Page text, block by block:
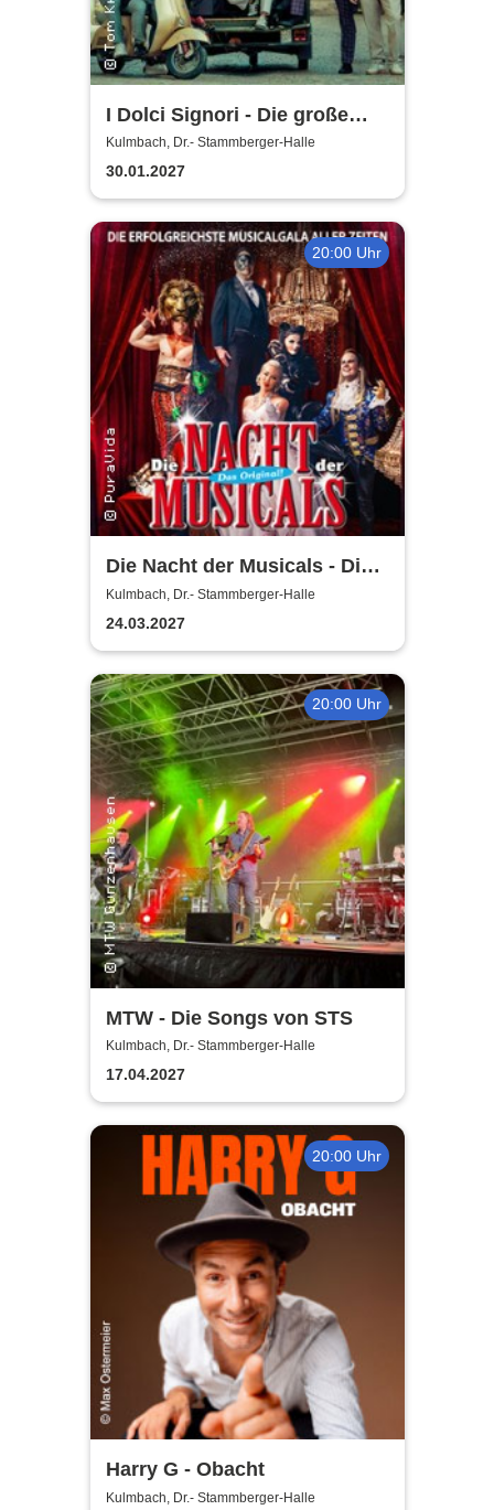
I Dolci Signori - Die große
Nacht der italienischen
Welthits
Kulmbach, Dr.- Stammberger-Halle
30.01.2027
20:00 Uhr
Die Nacht der Musicals - Die
erfolgreichste Musicalgala
aller Zeiten
Kulmbach, Dr.- Stammberger-Halle
24.03.2027
20:00 Uhr
MTW - Die Songs von STS
Kulmbach, Dr.- Stammberger-Halle
17.04.2027
20:00 Uhr
Harry G - Obacht
Kulmbach, Dr.- Stammberger-Halle